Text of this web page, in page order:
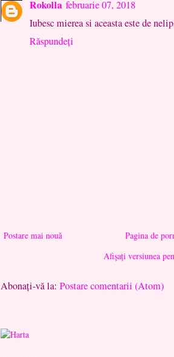
Rokolla februarie 07, 2018
Iubesc mierea si aceasta este de
Răspundeți
Postare mai nouă
Pagina de
Afișați versiunea
Abonați-vă la: Postare comentarii (Atom)